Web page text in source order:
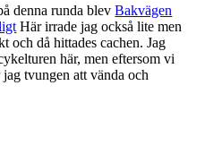
denna runda blevBakvägen
Här irrade jag också lite men
och då hittades cachen. Jag
här, men eftersom vi
tvungen att vända och